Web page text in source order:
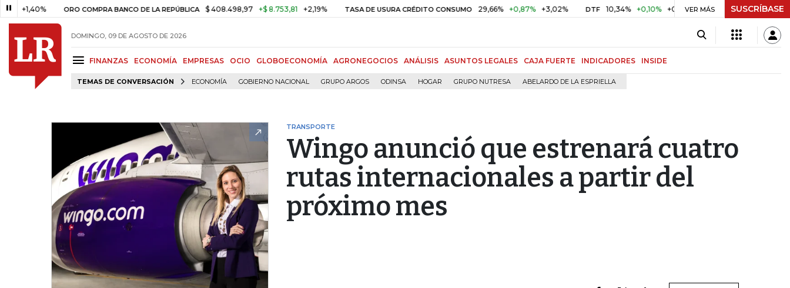
ORO COMPRA BANCO DE LA REPÚBLICA $ 408.498,97 +$ 8.753,81 +2,19% TASA DE USURA CRÉDITO CONSUMO 29,66% +0,87% +3,02% DTF 10,34% +0,10% +0,98% UVR $ 417,01 +$ 0,05
VER MÁS SUSCRÍBASE
DOMINGO, 09 DE AGOSTO DE 2026
FINANZAS ECONOMÍA EMPRESAS OCIO GLOBOECONOMÍA AGRONEGOCIOS ANÁLISIS ASUNTOS LEGALES CAJA FUERTE INDICADORES INSIDE
TEMAS DE CONVERSACIÓN ECONOMÍA GOBIERNO NACIONAL GRUPO ARGOS ODINSA HOGAR GRUPO NUTRESA ABELARDO DE LA ESPRIELLA
TRANSPORTE
Wingo anunció que estrenará cuatro
rutas internacionales a partir del
próximo mes